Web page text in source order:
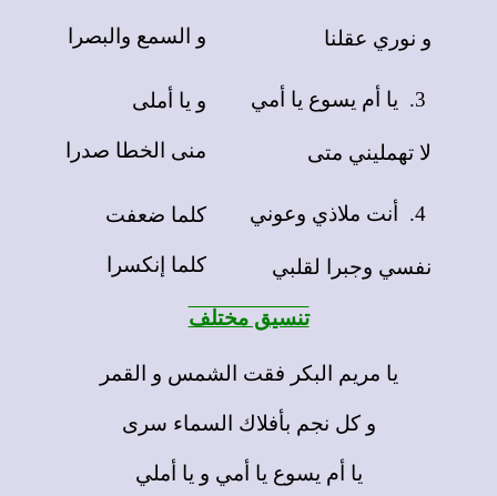
و نوري عقلنا
و السمع والبصرا
3.
يا أم يسوع يا أمي
لا تهمليني متى
و يا أملى
منى الخطا صدرا
4.
أنت ملاذي وعوني
نفسي وجبرا لقلبي
كلما ضعفت
كلما إنكسرا
تنسيق مختلف
يا مريم البكر فقت الشمس و القمر
و كل نجم بأفلاك السماء سرى
يا أم يسوع يا أمي و يا أملي